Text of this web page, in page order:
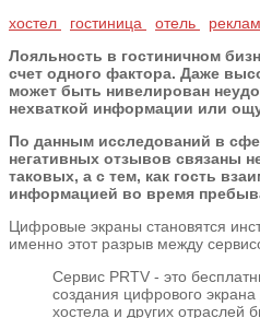
хостел
гостиница отель
Лояльность в гостиничном
счет одного фактора. Даже
может быть нивелирован
нехваткой информации или
По данным исследований в
негативных отзывов связаны
таковых, а с тем, как гость
информацией во время
Цифровые экраны становятся
именно этот разрыв между
Сервис PRTV - это
создания цифрового экрана
хостела и других отраслей